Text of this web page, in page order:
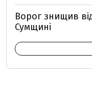
Ворог знищив
Сумщині